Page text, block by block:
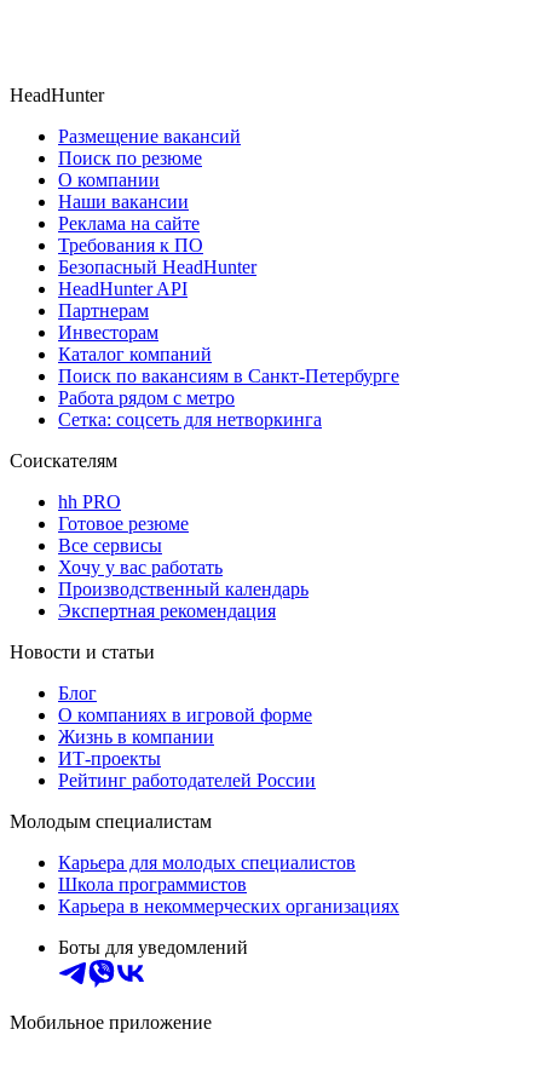
HeadHunter
Размещение вакансий
Поиск по резюме
О компании
Наши вакансии
Реклама на сайте
Требования к ПО
Безопасный HeadHunter
HeadHunter API
Партнерам
Инвесторам
Каталог компаний
Поиск по вакансиям в Санкт-Петербурге
Работа рядом с метро
Сетка: соцсеть для нетворкинга
Соискателям
hh PRO
Готовое резюме
Все сервисы
Хочу у вас работать
Производственный календарь
Экспертная рекомендация
Новости и статьи
Блог
О компаниях в игровой форме
Жизнь в компании
ИТ-проекты
Рейтинг работодателей России
Молодым специалистам
Карьера для молодых специалистов
Школа программистов
Карьера в некоммерческих организациях
Боты для уведомлений
Мобильное приложение